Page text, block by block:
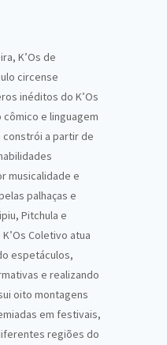
K’Os de
circense
inéditos do K’Os
e linguagem
constrói a partir de
musicalidade e
palhaças e
Pitchula e
Coletivo atua
espetáculos,
e realizando
oito montagens
em festivais,
regiões do